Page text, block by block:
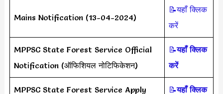
Mains Notification (13-04-2024)
📝यहाँ क्लिक
करें
MPPSC State Forest Service Official
Notification (ऑफिशियल नोटिफिकेशन)
📝यहाँ क्लिक
करें
MPPSC State Forest Service Apply 📝यहाँ क्लिक